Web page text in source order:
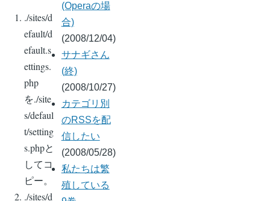
./sites/d
efault/d
efault.s
ettings.
php
を./site
s/defaul
t/setting
s.phpと
してコ
ピー。
./sites/d
(Operaの場
合)
(2008/12/04)
サナギさん
(終)
(2008/10/27)
カテゴリ別
のRSSを配
信したい
(2008/05/28)
私たちは繁
殖している